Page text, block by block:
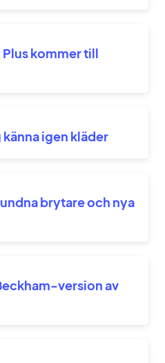
Plus kommer till
igen kläder
brytare och nya
version av